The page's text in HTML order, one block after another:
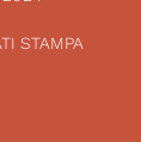
STAMPA